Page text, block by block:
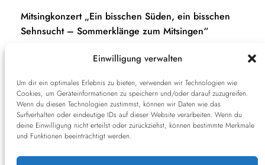
Einwilligung verwalten
Um dir ein optimales Erlebnis zu bieten, verwenden wir Technologien wie
Cookies, um Geräteinformationen zu speichern und/oder darauf zuzugreifen.
Wenn du diesen Technologien zustimmst, können wir Daten wie das
Surfverhalten oder eindeutige IDs auf dieser Website verarbeiten. Wenn du
deine Einwilligung nicht erteilst oder zurückziehst, können bestimmte Merkmale
und Funktionen beeinträchtigt werden.
Mitsingkonzert „Ein bisschen Süden, ein bisschen
Sehnsucht – Sommerklänge zum Mitsingen“
Donnerstag, 23. Juli 2026 16 Uhr in der
Mitsingkonzert zu Sankt Martin: „Laternenlicht und
Liederklang“
Donnerstag, 29. Oktober 2026 16 Uhr in der